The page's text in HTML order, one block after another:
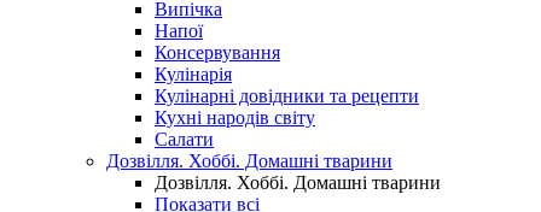
Випічка
Напої
Консервування
Кулінарія
Кулінарні довідники та рецепти
Кухні народів світу
Салати
Дозвілля. Хоббі. Домашні тварини
Дозвілля. Хоббі. Домашні тварини
Показати всі